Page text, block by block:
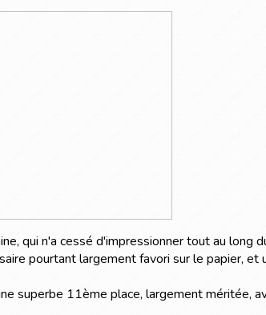
qui n'a cessé d'impressionner tout au long
pourtant largement favori sur le papier, et
superbe 11ème place, largement méritée,